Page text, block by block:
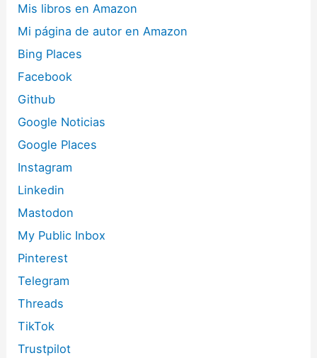
Mis libros en Amazon
Mi página de autor en Amazon
Bing Places
Facebook
Github
Google Noticias
Google Places
Instagram
Linkedin
Mastodon
My Public Inbox
Pinterest
Telegram
Threads
TikTok
Trustpilot